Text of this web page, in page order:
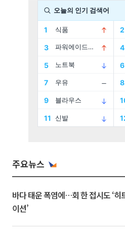
주요뉴스
바다 태운 폭염에…회 한 접시도 ‘히
이션’